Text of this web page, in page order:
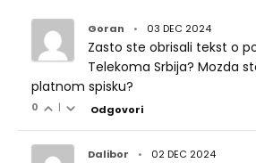
Goran • 03 DEC 2024
Zasto ste obrisali tekst o
Telekoma Srbija? Mozda
platnom spisku?
0 | Odgovori
Dalibor • 02 DEC 2024